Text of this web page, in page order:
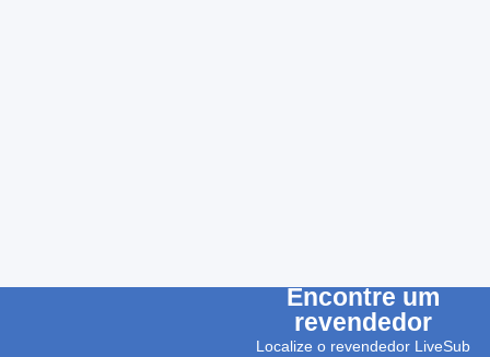
Encontre um
revendedor
Localize o revendedor LiveSub